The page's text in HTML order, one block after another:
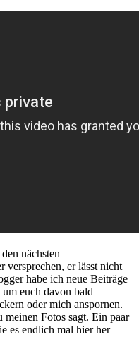
nächsten
versprechen, er lässt nicht
habe ich neue Beiträge
euch davon bald
oder mich anspornen.
meinen Fotos sagt. Ein paar
es endlich mal hier her